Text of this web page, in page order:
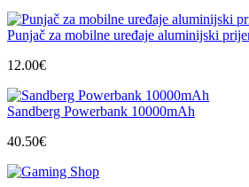
Punjač za mobilne uređaje aluminijski
12.00€
Sandberg Powerbank 10000mAh
40.50€